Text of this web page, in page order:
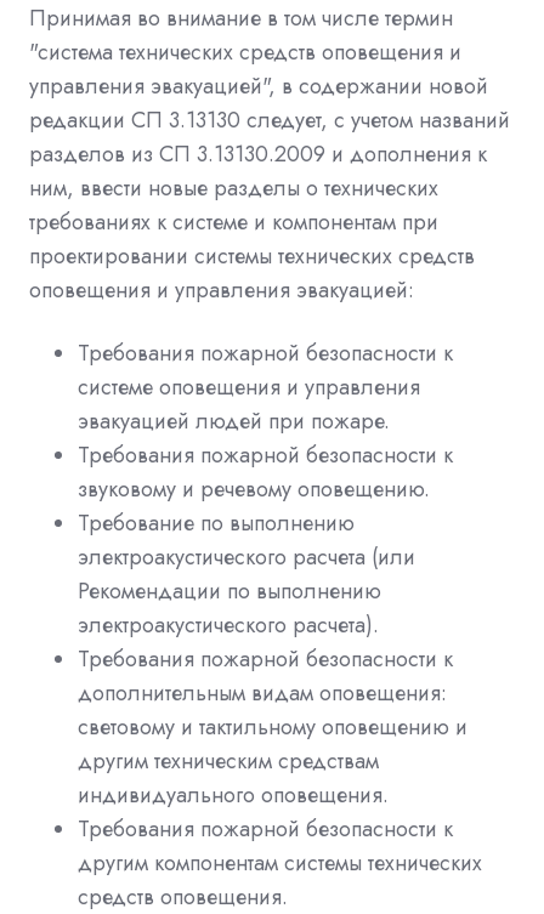
Принимая во внимание в том числе термин
"система технических средств оповещения и
управления эвакуацией", в содержании новой
редакции СП 3.13130 следует, с учетом названий
разделов из СП 3.13130.2009 и дополнения к
ним, ввести новые разделы о технических
требованиях к системе и компонентам при
проектировании системы технических средств
оповещения и управления эвакуацией:
Требования пожарной безопасности к
системе оповещения и управления
эвакуацией людей при пожаре.
Требования пожарной безопасности к
звуковому и речевому оповещению.
Требование по выполнению
электроакустического расчета (или
Рекомендации по выполнению
электроакустического расчета).
Требования пожарной безопасности к
дополнительным видам оповещения:
световому и тактильному оповещению и
другим техническим средствам
индивидуального оповещения.
Требования пожарной безопасности к
другим компонентам системы технических
средств оповещения.